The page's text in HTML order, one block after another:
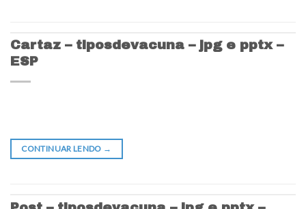
Cartaz – tiposdevacuna – jpg e pptx –
ESP
CONTINUAR LENDO →